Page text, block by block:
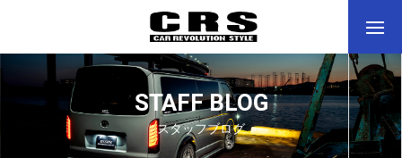
STAFF BLOG
スタッフブログ